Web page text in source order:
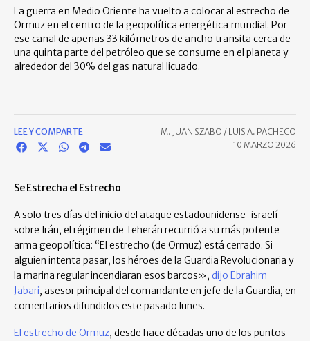
La guerra en Medio Oriente ha vuelto a colocar al estrecho de
Ormuz en el centro de la geopolítica energética mundial. Por
ese canal de apenas 33 kilómetros de ancho transita cerca de
una quinta parte del petróleo que se consume en el planeta y
alrededor del 30% del gas natural licuado.
LEE Y COMPARTE
M. JUAN SZABO / LUIS A. PACHECO
10 MARZO 2026
Se Estrecha el Estrecho
A solo tres días del inicio del ataque estadounidense-israelí
sobre Irán, el régimen de Teherán recurrió a su más potente
arma geopolítica: “El estrecho (de Ormuz) está cerrado. Si
alguien intenta pasar, los héroes de la Guardia Revolucionaria y
la marina regular incendiaran esos barcos», dijo Ebrahim
Jabari, asesor principal del comandante en jefe de la Guardia, en
comentarios difundidos este pasado lunes.
El estrecho de Ormuz, desde hace décadas uno de los puntos